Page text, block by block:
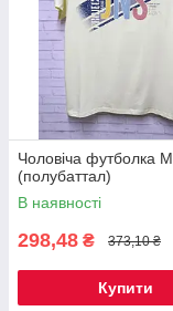
Чоловіча футболка М
(полубаттал)
В наявності
298,48 ₴ 373,10 ₴
Купити